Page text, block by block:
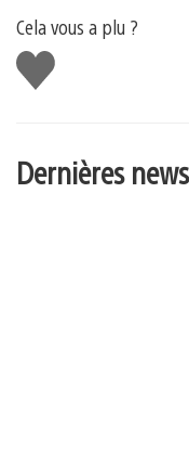
Cela vous a plu ?
J'aime
Dernières news